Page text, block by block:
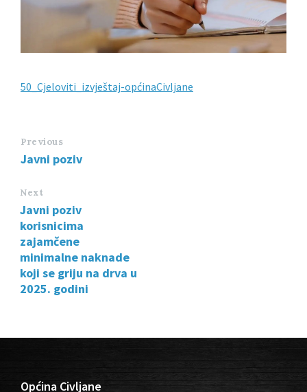
50_Cjeloviti_izvještaj-općinaCivljane
Previous
Javni poziv
Next
Javni poziv
korisnicima
zajamčene
minimalne naknade
koji se griju na drva u
2025. godini
Općina Civljane